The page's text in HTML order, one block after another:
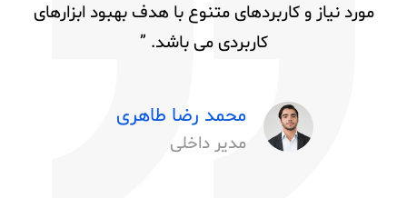
مورد نیاز و کاربردهای متنوع با هدف بهبود ابزارهای
کاربردی می باشد. ”
محمد رضا طاهری
مدیر داخلی